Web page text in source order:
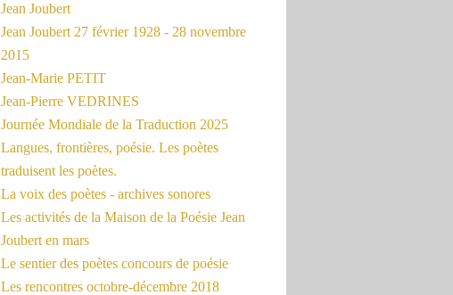
Jean Joubert
Jean Joubert 27 février 1928 - 28 novembre
2015
Jean-Marie PETIT
Jean-Pierre VEDRINES
Journée Mondiale de la Traduction 2025
Langues, frontières, poésie. Les poètes
traduisent les poètes.
La voix des poètes - archives sonores
Les activités de la Maison de la Poésie Jean
Joubert en mars
Le sentier des poètes concours de poésie
Les rencontres octobre-décembre 2018